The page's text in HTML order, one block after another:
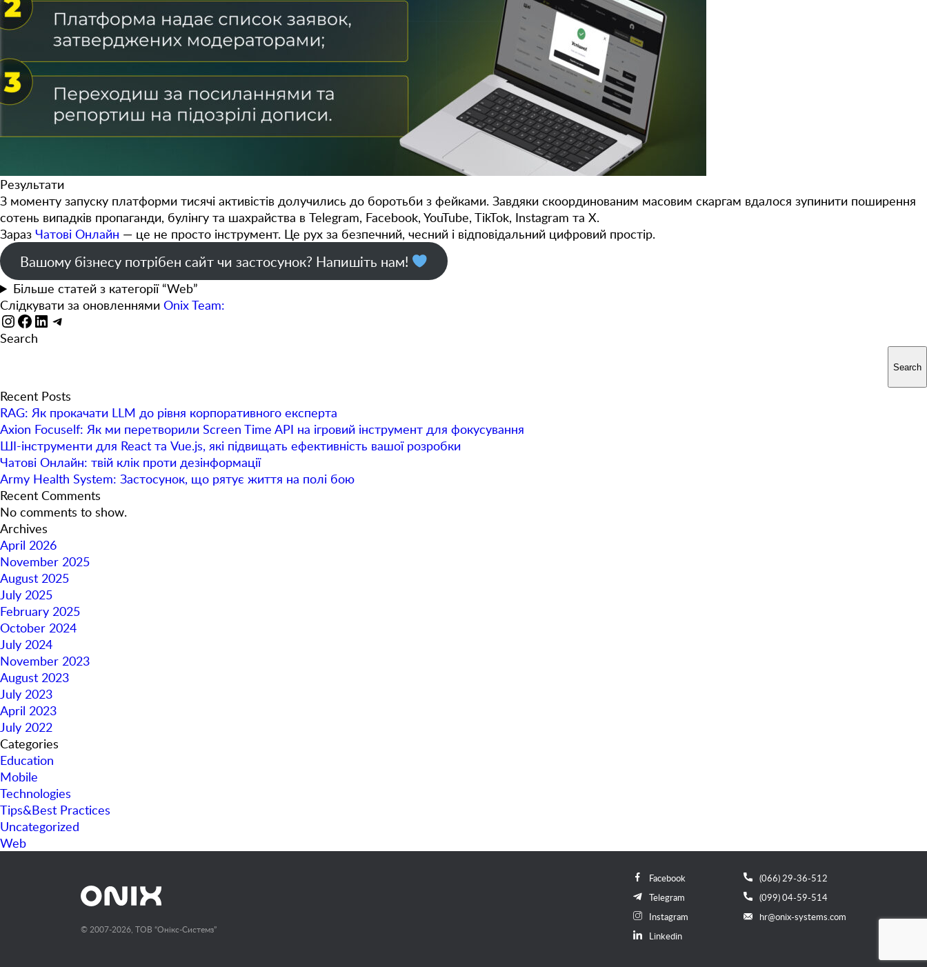
Результати
З моменту запуску платформи тисячі активістів долучились до боротьби з фейками. Завдяки скоординованим масовим скаргам вдалося зупинити поширення
сотень випадків пропаганди, булінгу та шахрайства в Telegram, Facebook, YouTube, TikTok, Instagram та X.
Зараз Чатові Онлайн — це не просто інструмент. Це рух за безпечний, чесний і відповідальний цифровий простір.
Вашому бізнесу потрібен сайт чи застосунок? Напишіть нам!
Більше статей з категорії “Web”
Слідкувати за оновленнями Onix Team:
Instagram
Facebook
LinkedIn
Telegram
Search
Search
Recent Posts
RAG: Як прокачати LLM до рівня корпоративного експерта
Axion Focuself: Як ми перетворили Screen Time API на ігровий інструмент для фокусування
ШІ-інструменти для React та Vue.js, які підвищать ефективність вашої розробки
Чатові Онлайн: твій клік проти дезінформації
Army Health System: Застосунок, що рятує життя на полі бою
Recent Comments
No comments to show.
Archives
April 2026
November 2025
August 2025
July 2025
February 2025
October 2024
July 2024
November 2023
August 2023
July 2023
April 2023
July 2022
Categories
Education
Mobile
Technologies
Tips&Best Practices
Uncategorized
Web
© 2007-2026, ТОВ “Онiкс-Системз”
Facebook
Telegram
Instagram
Linkedin
(066) 29-36-512
(099) 04-59-514
hr@onix-systems.com